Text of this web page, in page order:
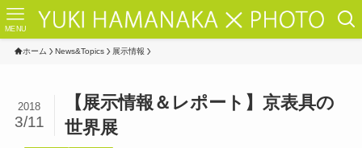
MENU
ホーム News&Topics 展示情報
【展示情報＆レポート】京表具の
世界展
2018
3/11